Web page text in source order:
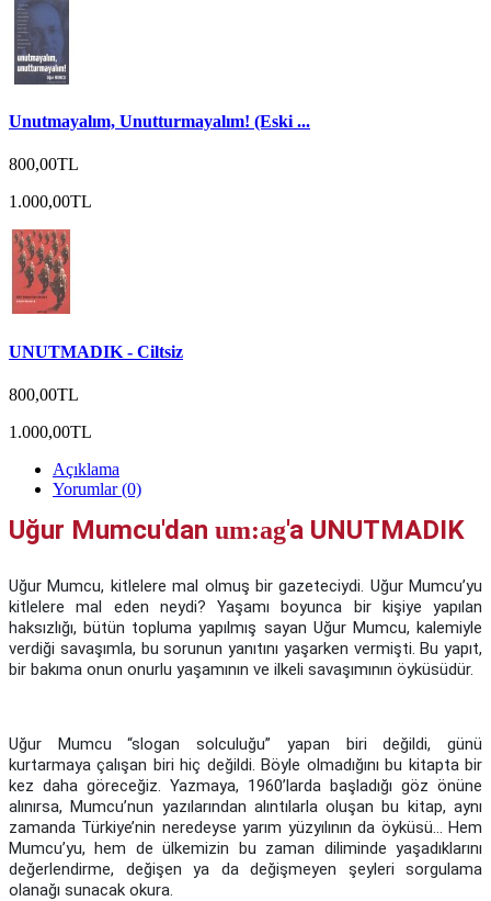
Unutmayalım, Unutturmayalım! (Eski ...
800,00TL
1.000,00TL
UNUTMADIK - Ciltsiz
800,00TL
1.000,00TL
Açıklama
Yorumlar (0)
Uğur Mumcu'dan um:ag'a UNUTMADIK
Uğur Mumcu, kitlelere mal olmuş bir gazeteciydi. Uğur Mumcu’yu
kitlelere mal eden neydi? Yaşamı boyunca bir kişiye yapılan
haksızlığı, bütün topluma yapılmış sayan Uğur Mumcu, kalemiyle
verdiği savaşımla, bu sorunun yanıtını yaşarken vermişti. Bu yapıt,
bir bakıma onun onurlu yaşamının ve ilkeli savaşımının öyküsüdür.
Uğur Mumcu “slogan solculuğu” yapan biri değildi, günü
kurtarmaya çalışan biri hiç değildi. Böyle olmadığını bu kitapta bir
kez daha göreceğiz. Yazmaya, 1960’larda başladığı göz önüne
alınırsa, Mumcu’nun yazılarından alıntılarla oluşan bu kitap, aynı
zamanda Türkiye’nin neredeyse yarım yüzyılının da öyküsü... Hem
Mumcu’yu, hem de ülkemizin bu zaman diliminde yaşadıklarını
değerlendirme, değişen ya da değişmeyen şeyleri sorgulama
olanağı sunacak okura.